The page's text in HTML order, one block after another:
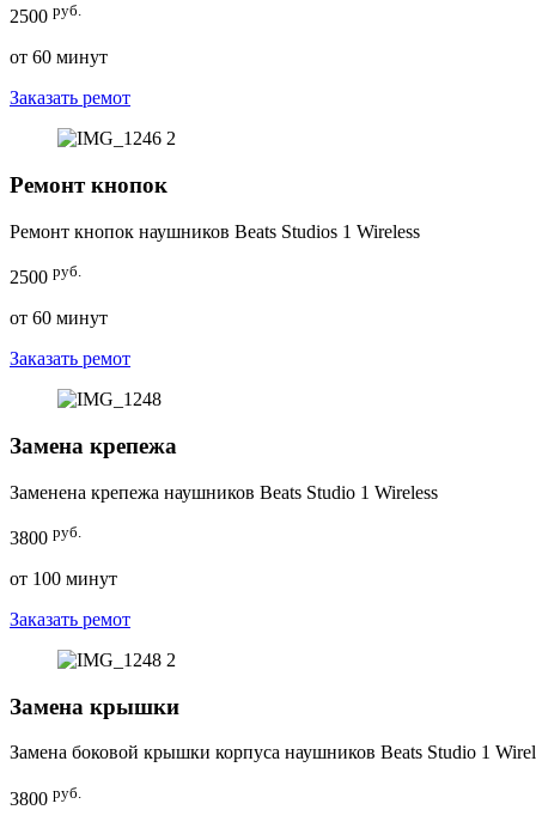
2500 руб.
от 60 минут
Заказать ремот
Ремонт кнопок
Ремонт кнопок наушников Beats Studios 1 Wireless
2500 руб.
от 60 минут
Заказать ремот
Замена крепежа
Заменена крепежа наушников Beats Studio 1 Wireless
3800 руб.
от 100 минут
Заказать ремот
Замена крышки
Замена боковой крышки корпуса наушников Beats Studio 1
3800 руб.